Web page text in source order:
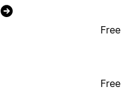
Free
Free